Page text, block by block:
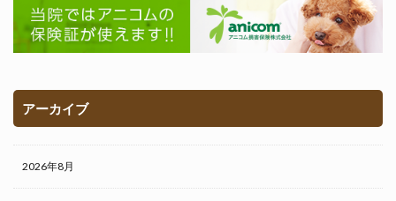
アーカイブ
2026年8月